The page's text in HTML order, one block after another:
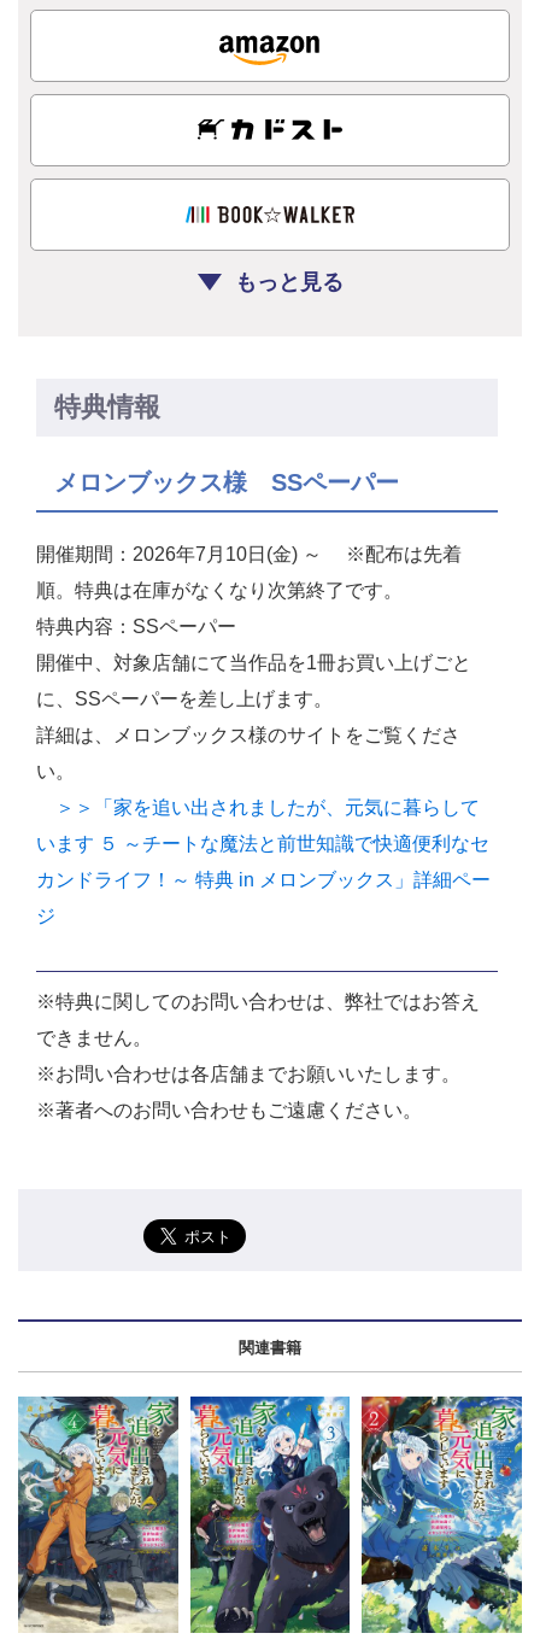
もっと見る
特典情報
メロンブックス様 SSペーパー
開催期間：2026年7月10日(金) ～ ※配布は先着
順。特典は在庫がなくなり次第終了です。
特典内容：SSペーパー
開催中、対象店舗にて当作品を1冊お買い上げごと
に、SSペーパーを差し上げます。
詳細は、メロンブックス様のサイトをご覧くださ
い。
＞＞「家を追い出されましたが、元気に暮らして
います ５ ～チートな魔法と前世知識で快適便利なセ
カンドライフ！～ 特典 in メロンブックス」詳細ペー
ジ
※特典に関してのお問い合わせは、弊社ではお答え
できません。
※お問い合わせは各店舗までお願いいたします。
※著者へのお問い合わせもご遠慮ください。
関連書籍